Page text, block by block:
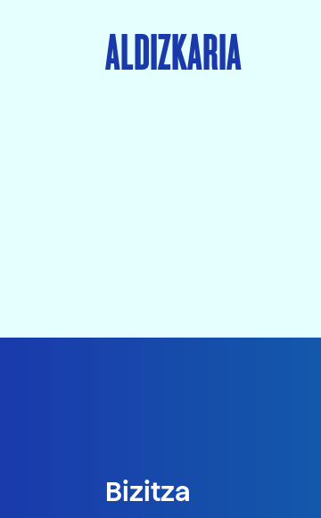
ALDIZKARIA
Bizitza